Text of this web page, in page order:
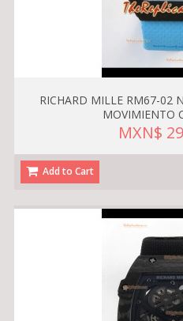
RICHARD MILLE RM67-02
MOVIMIENTO
MXN$
Add to Cart